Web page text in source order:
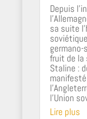
Depuis
sa suite
fruit de la
Staline :
l’Union
Lire plus